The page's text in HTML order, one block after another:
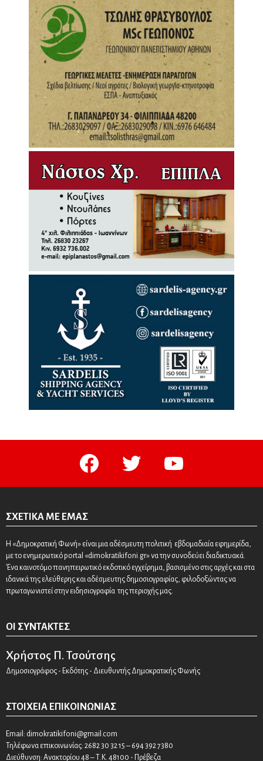
facebook twitter youtube
ΣΧΕΤΙΚΆ ΜΕ ΕΜΆΣ
Η «Δημοκρατική Φωνή» είναι μια αδέσμευτη πολιτική εβδομαδιαία εφημερίδα,
με το ενημερωτικό portal «dimokratikifoni.gr» να την συνοδεύει διαδικτυακά.
Ένα καινοτόμο πανηπειρωτικό εκδοτικό εγχείρημα, βασισμένο στις αρχές και στα
ιδανικά της ελεύθερης και αδέσμευτης δημοσιογραφίας, φιλοδοξώντας να
πρωταγωνιστεί στην ειδησιογραφία της περιοχής μας.
ΟΙ ΣΥΝΤΆΚΤΕΣ
Χρήστος Π. Τσούτσης
Δημοσιογράφος - Εκδότης - Διευθυντής Δημοκρατικής Φωνής
ΣΤΟΙΧΕΊΑ ΕΠΙΚΟΙΝΩΝΊΑΣ
Email: dimokratikifoni@gmail.com
Τηλέφωνα επικοινωνίας: 2682 30 32 15 – 694 392 7380
Διεύθυνση: Ανακτορίου 48 – Τ.Κ. 48100 - Πρέβεζα